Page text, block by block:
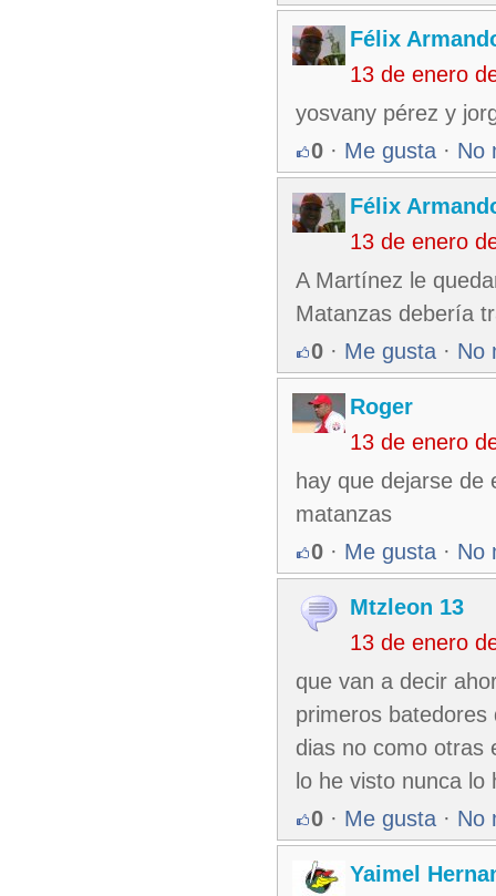
Félix
13 de enero
yosvany pérez y
0 · Me gusta · No
Félix
13 de enero
A Martínez le
Matanzas debería
0 · Me gusta · No
Roger
13 de enero
hay que dejarse de
matanzas
0 · Me gusta · No
Mtzleon 13
13 de enero
que van a decir
primeros
dias no como otras
lo he visto nunca
0 · Me gusta · No
Yaimel